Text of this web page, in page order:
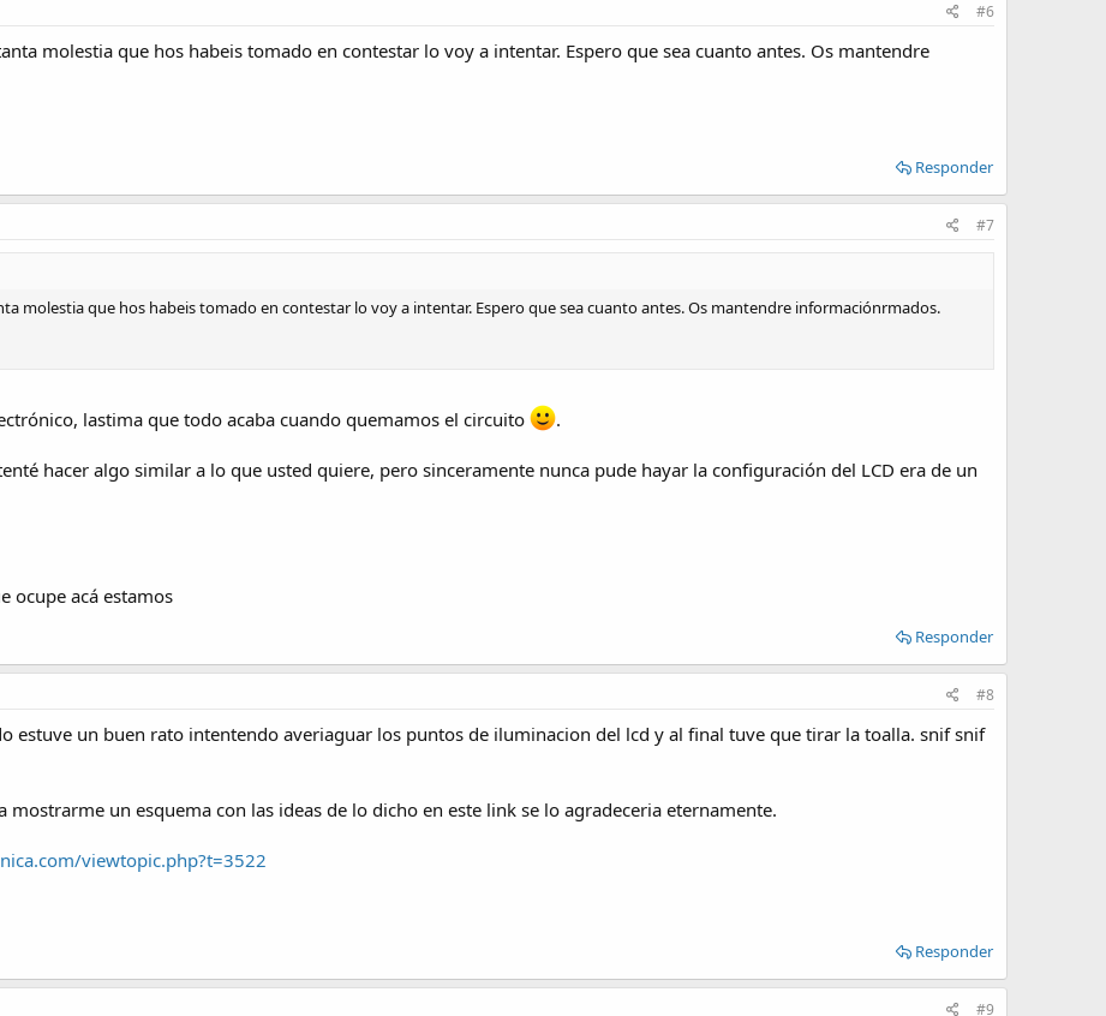
#6
molestia que hos habeis tomado en contestar lo voy a intentar. Espero que sea cuanto antes. Os mantendre
Responder
#7
molestia que hos habeis tomado en contestar lo voy a intentar. Espero que sea cuanto antes. Os mantendre informaciónrmados.
lastima que todo acaba cuando quemamos el circuito .
hacer algo similar a lo que usted quiere, pero sinceramente nunca pude hayar la configuración del LCD era de un
ocupe acá estamos
Responder
#8
estuve un buen rato intentendo averiaguar los puntos de iluminacion del lcd y al final tuve que tirar la toalla. snif snif
mostrarme un esquema con las ideas de lo dicho en este link se lo agradeceria eternamente.
viewtopic.php?t=3522
Responder
#9